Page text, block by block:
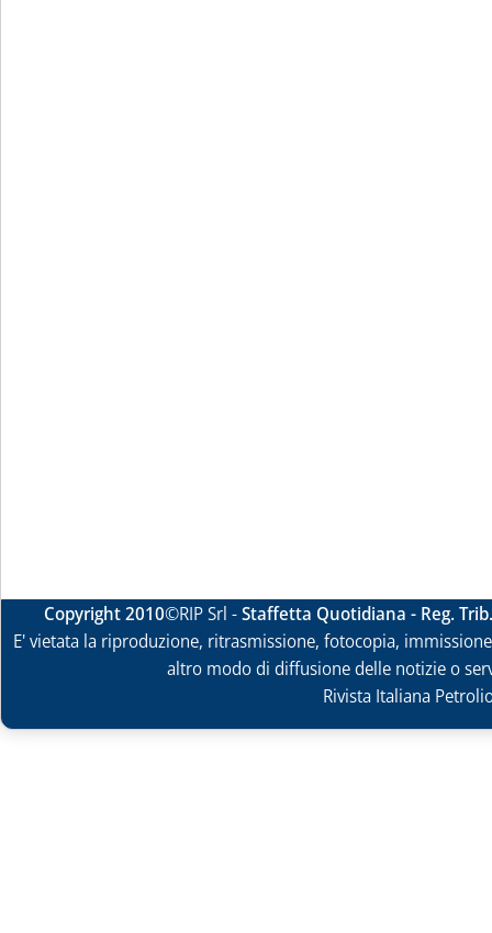
Copyright 2010©RIP Srl -Staffetta Quotidiana - Reg.
E' vietata la riproduzione, ritrasmissione, fotocopia,
altro modo di diffusione delle notizie o
Rivista Italiana